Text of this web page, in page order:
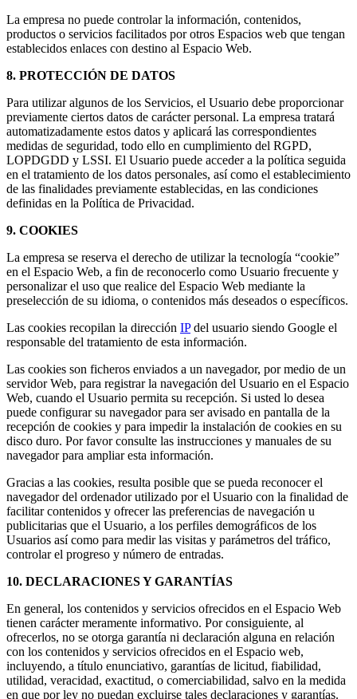
La empresa no puede controlar la información, contenidos,
productos o servicios facilitados por otros Espacios web que tengan
establecidos enlaces con destino al Espacio Web.
8. PROTECCIÓN DE DATOS
Para utilizar algunos de los Servicios, el Usuario debe proporcionar
previamente ciertos datos de carácter personal. La empresa tratará
automatizadamente estos datos y aplicará las correspondientes
medidas de seguridad, todo ello en cumplimiento del RGPD,
LOPDGDD y LSSI. El Usuario puede acceder a la política seguida
en el tratamiento de los datos personales, así como el establecimiento
de las finalidades previamente establecidas, en las condiciones
definidas en la Política de Privacidad.
9. COOKIES
La empresa se reserva el derecho de utilizar la tecnología “cookie”
en el Espacio Web, a fin de reconocerlo como Usuario frecuente y
personalizar el uso que realice del Espacio Web mediante la
preselección de su idioma, o contenidos más deseados o específicos.
Las cookies recopilan la dirección IPdel usuario siendo Google el
responsable del tratamiento de esta información.
Las cookies son ficheros enviados a un navegador, por medio de un
servidor Web, para registrar la navegación del Usuario en el Espacio
Web, cuando el Usuario permita su recepción. Si usted lo desea
puede configurar su navegador para ser avisado en pantalla de la
recepción de cookies y para impedir la instalación de cookies en su
disco duro. Por favor consulte las instrucciones y manuales de su
navegador para ampliar esta información.
Gracias a las cookies, resulta posible que se pueda reconocer el
navegador del ordenador utilizado por el Usuario con la finalidad de
facilitar contenidos y ofrecer las preferencias de navegación u
publicitarias que el Usuario, a los perfiles demográficos de los
Usuarios así como para medir las visitas y parámetros del tráfico,
controlar el progreso y número de entradas.
10. DECLARACIONES Y GARANTÍAS
En general, los contenidos y servicios ofrecidos en el Espacio Web
tienen carácter meramente informativo. Por consiguiente, al
ofrecerlos, no se otorga garantía ni declaración alguna en relación
con los contenidos y servicios ofrecidos en el Espacio web,
incluyendo, a título enunciativo, garantías de licitud, fiabilidad,
utilidad, veracidad, exactitud, o comerciabilidad, salvo en la medida
en que por ley no puedan excluirse tales declaraciones y garantías.